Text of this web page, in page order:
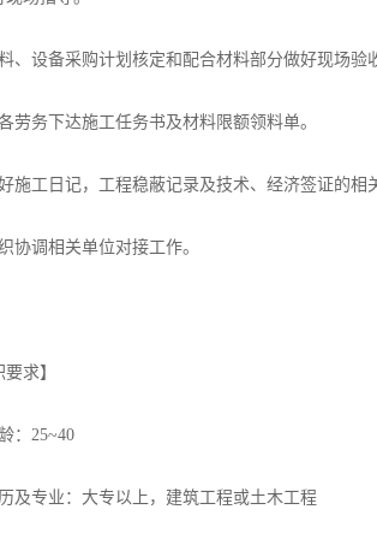
、设备采购计划核定和配合材料部分做好现场验
劳务下达施工任务书及材料限额领料单。
施工日记，工程稳蔽记录及技术、经济签证的相
协调相关单位对接工作。
要求】
：25~40
及专业：大专以上，建筑工程或土木工程